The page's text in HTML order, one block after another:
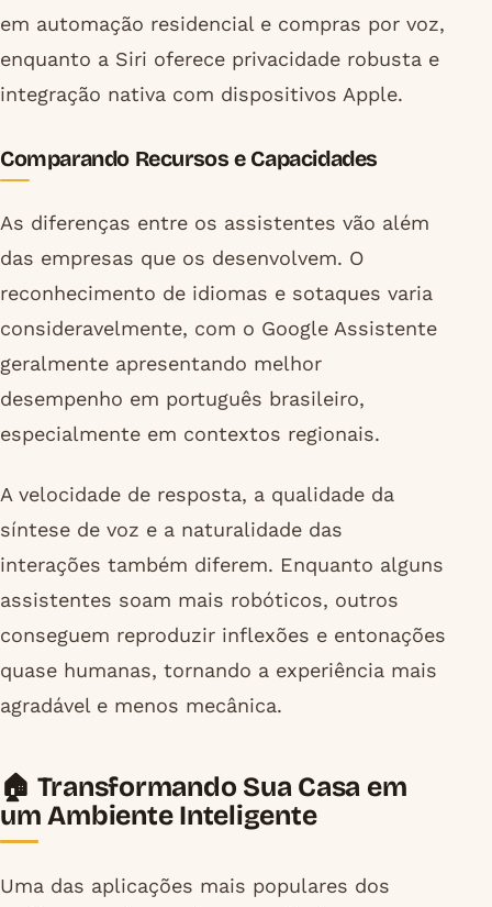
em automação residencial e compras por voz,
enquanto a Siri oferece privacidade robusta e
integração nativa com dispositivos Apple.
Comparando Recursos e Capacidades
As diferenças entre os assistentes vão além
das empresas que os desenvolvem. O
reconhecimento de idiomas e sotaques varia
consideravelmente, com o Google Assistente
geralmente apresentando melhor
desempenho em português brasileiro,
especialmente em contextos regionais.
A velocidade de resposta, a qualidade da
síntese de voz e a naturalidade das
interações também diferem. Enquanto alguns
assistentes soam mais robóticos, outros
conseguem reproduzir inflexões e entonações
quase humanas, tornando a experiência mais
agradável e menos mecânica.
🏠 Transformando Sua Casa em
um Ambiente Inteligente
Uma das aplicações mais populares dos